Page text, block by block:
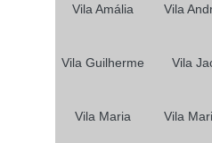
Vila Amália Vila
Vila Guilherme Vila
Vila Maria Vila